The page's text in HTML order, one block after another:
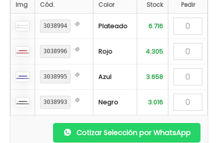
Img Cód. Color Stock Pedir
3038994 Plateado 6.716
3038996 Rojo 4.305
3038995 Azul 3.658
3038993 Negro 3.016
Cotizar Selección por WhatsApp